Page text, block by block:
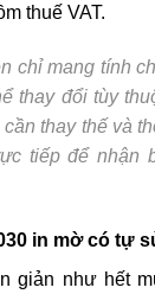
thuế VAT.
chỉ mang tính
thay đổi tùy
thay thế và
tiếp để nhận
in mờ có tự
giản như hết